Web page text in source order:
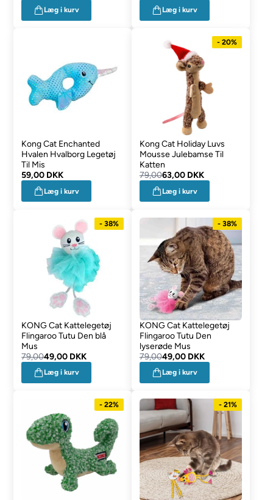
Læg i kurv Læg i kurv
Kong Cat Enchanted
Hvalen Hvalborg Legetøj
Til Mis
59,00 DKK
Læg i kurv
- 20%
Kong Cat Holiday Luvs
Mousse Julebamse Til
Katten
79,0063,00 DKK
Læg i kurv
- 38%
KONG Cat Kattelegetøj
Flingaroo Tutu Den blå
Mus
79,0049,00 DKK
Læg i kurv
- 38%
KONG Cat Kattelegetøj
Flingaroo Tutu Den
lyserøde Mus
79,0049,00 DKK
Læg i kurv
- 22% - 21%